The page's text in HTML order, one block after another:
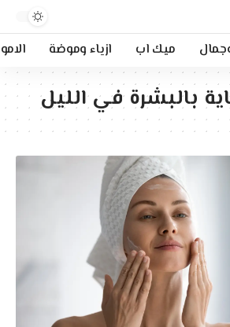
ميك اب ازياء وموضة
بالبشرة في الليل